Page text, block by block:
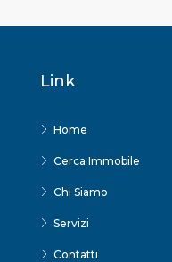
Link
Home
Cerca Immobile
Chi Siamo
Servizi
Contatti